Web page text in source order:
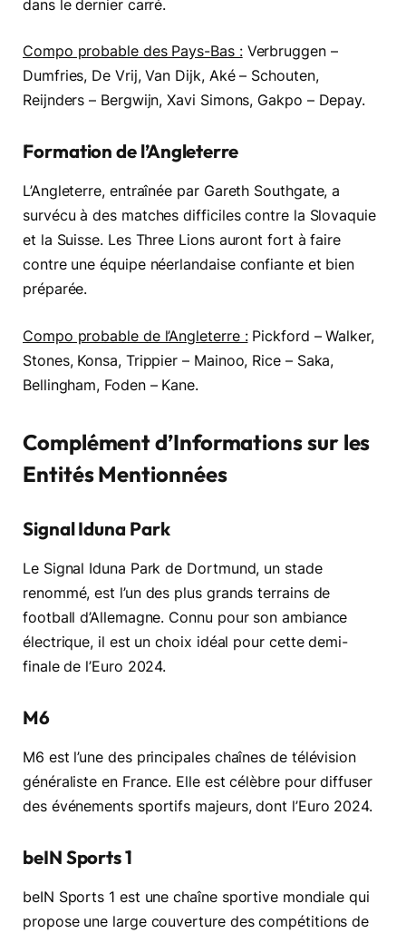
dans le dernier carré.
Compo probable des Pays-Bas :Verbruggen –
Dumfries, De Vrij, Van Dijk, Aké – Schouten,
Reijnders – Bergwijn, Xavi Simons, Gakpo – Depay.
Formation de l’Angleterre
L’Angleterre, entraînée par Gareth Southgate, a
survécu à des matches difficiles contre la Slovaquie
et la Suisse. Les Three Lions auront fort à faire
contre une équipe néerlandaise confiante et bien
préparée.
Compo probable de l’Angleterre :Pickford – Walker,
Stones, Konsa, Trippier – Mainoo, Rice – Saka,
Bellingham, Foden – Kane.
Complément d’Informations sur les
Entités Mentionnées
Signal Iduna Park
Le Signal Iduna Park de Dortmund, un stade
renommé, est l’un des plus grands terrains de
football d’Allemagne. Connu pour son ambiance
électrique, il est un choix idéal pour cette demi-
finale de l’Euro 2024.
M6
M6 est l’une des principales chaînes de télévision
généraliste en France. Elle est célèbre pour diffuser
des événements sportifs majeurs, dont l’Euro 2024.
beIN Sports 1
beIN Sports 1 est une chaîne sportive mondiale qui
propose une large couverture des compétitions de